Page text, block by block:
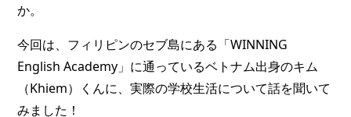
か。
今回は、フィリピンのセブ島にある「WINNING
English Academy」に通っているベトナム出身のキム
（Khiem）くんに、実際の学校生活について話を聞いて
みました！